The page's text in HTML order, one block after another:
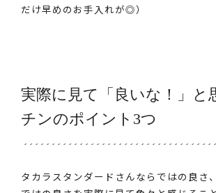
だけ早めのお手入れが◎）
実際に見て「良いな！」と
チンのポイント3つ
タカラスタンダードさんならではの良さ